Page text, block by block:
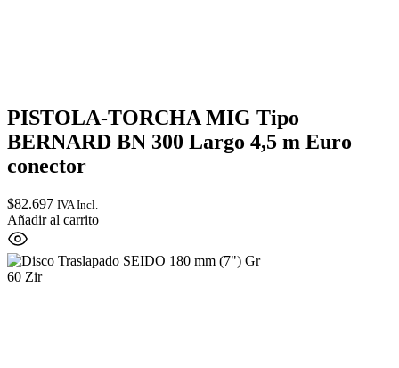
PISTOLA-TORCHA MIG Tipo
BERNARD BN 300 Largo 4,5 m Euro
conector
$82.697 IVA Incl.
Añadir al carrito